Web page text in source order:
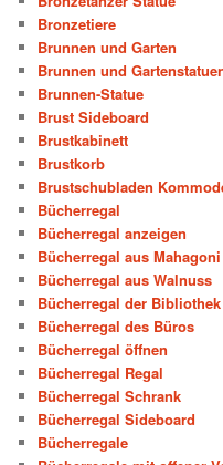
Bronzetiere
Brunnen und Garten
Brunnen und
Brunnen-Statue
Brust Sideboard
Brustkabinett
Brustkorb
Brustschubladen
Bücherregal
Bücherregal anzeigen
Bücherregal aus Mahagoni
Bücherregal aus Walnuss
Bücherregal der Bibliothek
Bücherregal des Büros
Bücherregal öffnen
Bücherregal Regal
Bücherregal Schrank
Bücherregal Sideboard
Bücherregale